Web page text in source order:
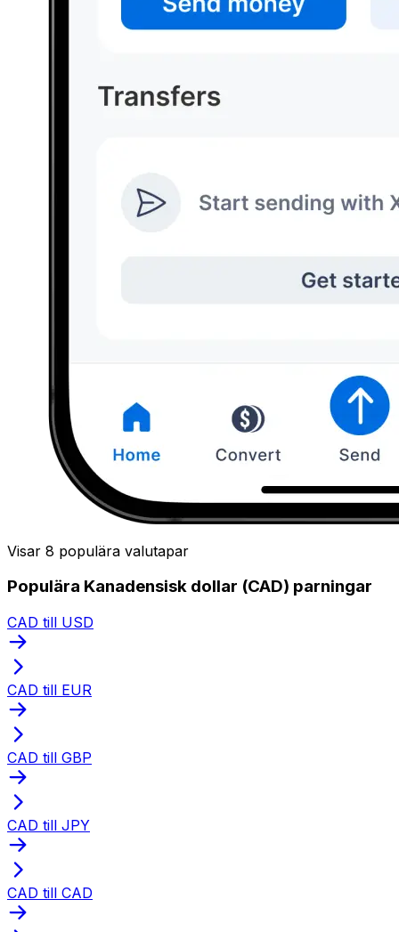
Visar 8 populära valutapar
Populära Kanadensisk dollar (CAD) parningar
CAD till USD
CAD till EUR
CAD till GBP
CAD till JPY
CAD till CAD